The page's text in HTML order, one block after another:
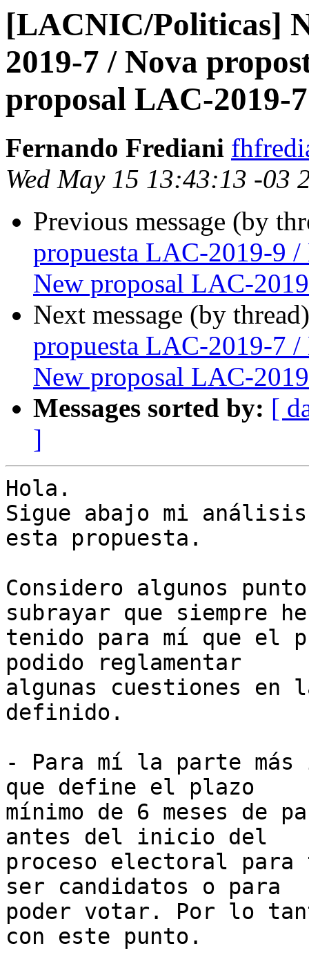
[LACNIC/Politicas]
2019-7 / Nova
proposal LAC-2019-7
Fernando Frediani
Wed May 15 13:43:13 -03
Previous message (by
propuesta LAC-2019-9
New proposal LAC-
Next message (by
propuesta LAC-2019-7
New proposal LAC-
Messages sorted by: [
]
Hola.
Sigue abajo mi
esta propuesta.
Considero algunos
subrayar que siempre
tenido para mí que el
podido reglamentar
algunas cuestiones
definido.
- Para mí la parte más
que define el plazo
mínimo de 6 meses
antes del inicio del
proceso electoral para
ser candidatos o para
poder votar. Por lo
con este punto.